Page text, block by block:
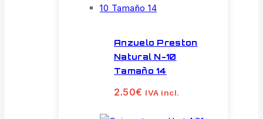
Anzuelo Preston
Natural N-10
Tamaño 14
2.50€ IVA incl.